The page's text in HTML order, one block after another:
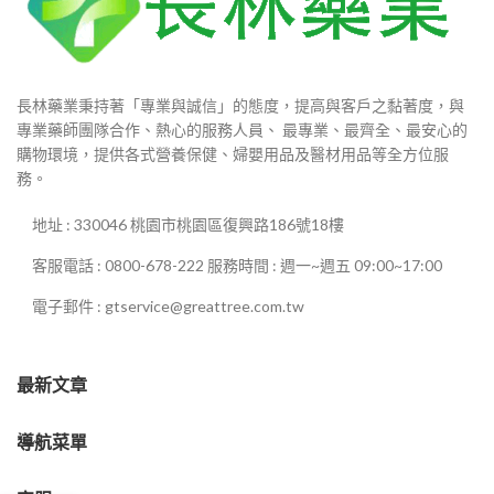
長林藥業秉持著「專業與誠信」的態度，提高與客戶之黏著度，與
專業藥師團隊合作、熱心的服務人員、 最專業、最齊全、最安心的
購物環境，提供各式營養保健、婦嬰用品及醫材用品等全方位服
務。
地址 : 330046 桃園市桃園區復興路186號18樓
客服電話 : 0800-678-222 服務時間 : 週一~週五 09:00~17:00
電子郵件 : gtservice@greattree.com.tw
最新文章
導航菜單